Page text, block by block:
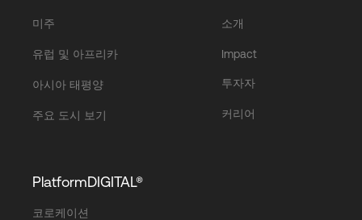
미주
유럽 및 아프리카
아시아 태평양
주요 도시 보기
소개
Impact
투자자
커리어
PlatformDIGITAL®
코로케이션